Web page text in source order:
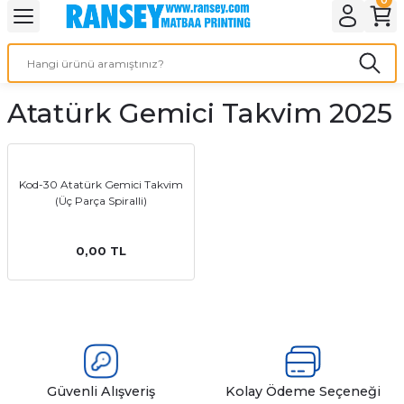
Geri Dön
Geri Dön
Geri Dön
Geri Dön
Ürünleri
Geri Dön
Geri Dön
Geri Dön
Atatürk Gemici Takvim 2025
Kod-30 Atatürk Gemici Takvim
(Üç Parça Spiralli)
0,00 TL
Güvenli Alışveriş Kolay Ödeme Seçeneği